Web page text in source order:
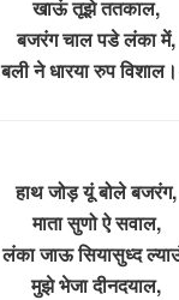
खाऊं तूझे ततकाल,
बजरंग चाल पडे लंका में,
बली ने धारया रुप
हाथ जोड़ यूं बोले बजरंग,
माता सुणो ऐ सवाल,
लंका जाऊ सियासुध्द
मुझे भेजा दीनदयाल,